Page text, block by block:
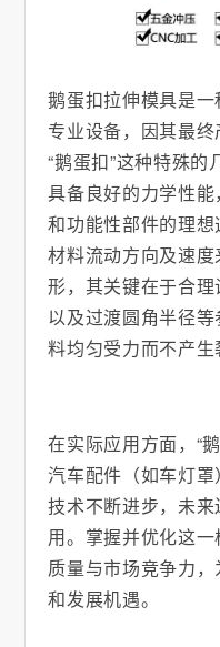
鹅蛋扣拉伸模具是
专业设备，因其最终
“鹅蛋扣”这种特殊
具备良好的力学性
和功能性部件的理
材料流动方向及速
形，其关键在于合
以及过渡圆角半径
料均匀受力而不产生
在实际应用方面，“
汽车配件（如车灯
技术不断进步，未
用。掌握并优化这
质量与市场竞争力
和发展机遇。